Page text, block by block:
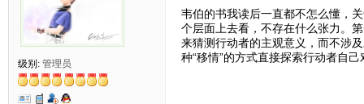
级别: 管理员
韦伯的书我读后一直都不怎么懂，
个层面上去看，不存在什么张力。
来猜测行动者的主观意义，而不涉
种“移情”的方式直接探索行动者自